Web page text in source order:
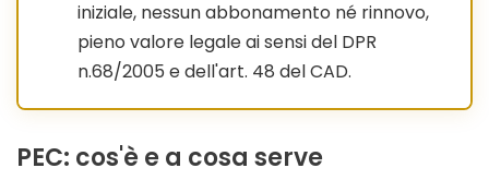
iniziale, nessun abbonamento né rinnovo,
pieno valore legale ai sensi del DPR
n.68/2005 e dell'art. 48 del CAD.
PEC: cos'è e a cosa serve